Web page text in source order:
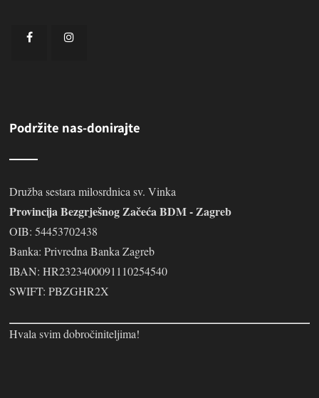
Podržite nas-donirajte
Družba sestara milosrdnica sv. Vinka
Provincija Bezgrješnog Začeća BDM - Zagreb
OIB: 54453702438
Banka: Privredna Banka Zagreb
IBAN: HR2323400091110254540
SWIFT: PBZGHR2X
Hvala svim dobročiniteljima!